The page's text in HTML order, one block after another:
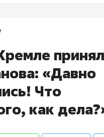
принял
«Давно
Что
как